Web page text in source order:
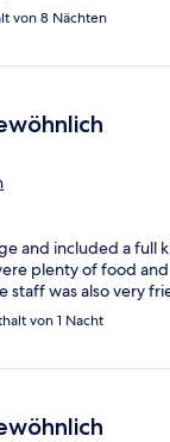
von 8 Nächten
and included a full
plenty of food
staff was also very
von 1 Nacht